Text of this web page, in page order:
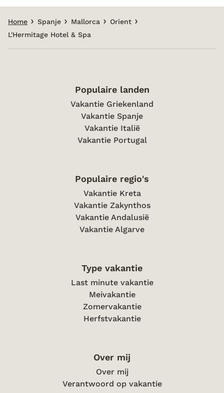
Home Spanje Mallorca
Orient
L'Hermitage Hotel & Spa
Populaire landen
Vakantie Griekenland
Vakantie Spanje
Vakantie Italië
Vakantie Portugal
Populaire regio's
Vakantie Kreta
Vakantie Zakynthos
Vakantie Andalusië
Vakantie Algarve
Type vakantie
Last minute vakantie
Meivakantie
Zomervakantie
Herfstvakantie
Over mij
Over mij
Verantwoord op vakantie